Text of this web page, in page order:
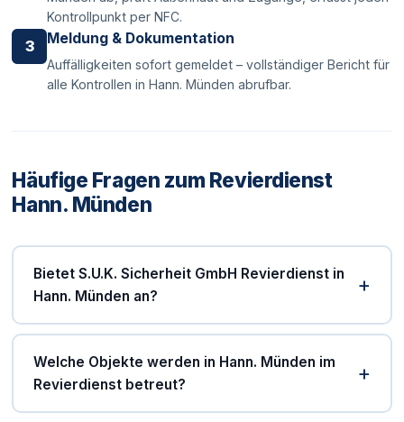
Kontrollpunkt per NFC.
3 Meldung & Dokumentation
Auffälligkeiten sofort gemeldet – vollständiger Bericht für
alle Kontrollen in Hann. Münden abrufbar.
Häufige Fragen zum Revierdienst
Hann. Münden
Bietet S.U.K. Sicherheit GmbH Revierdienst in
Hann. Münden an?
Welche Objekte werden in Hann. Münden im
Revierdienst betreut?